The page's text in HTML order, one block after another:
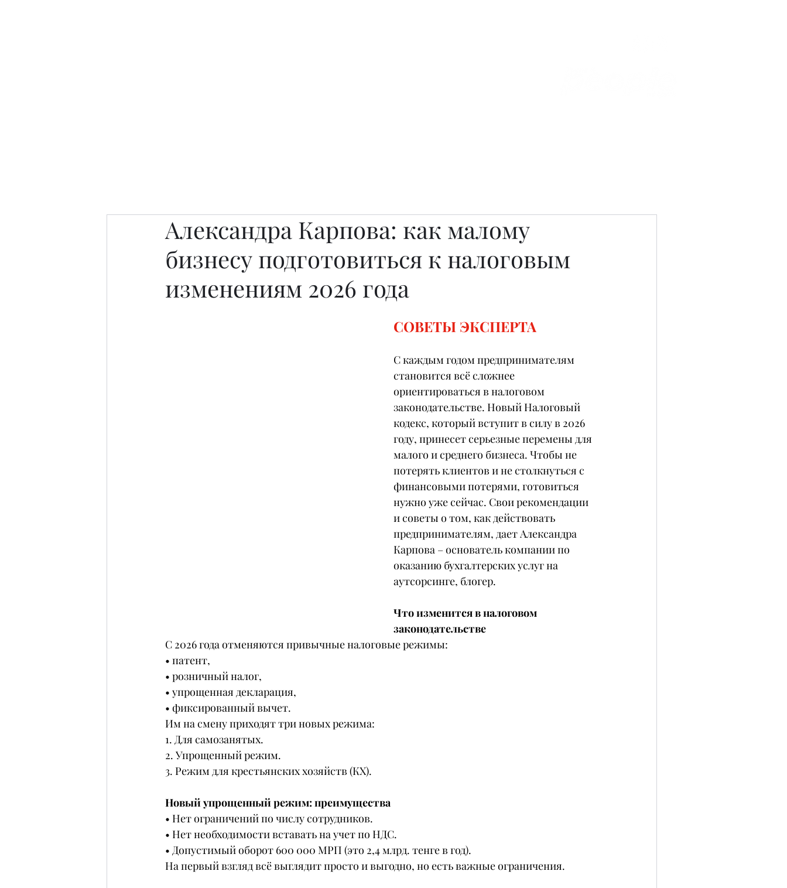
Александра Карпова: как малому
бизнесу подготовиться к налоговым
изменениям 2026 года
СОВЕТЫ ЭКСПЕРТА
С каждым годом предпринимателям
становится всё сложнее
ориентироваться в налоговом
законодательстве. Новый Налоговый
кодекс, который вступит в силу в 2026
году, принесет серьезные перемены для
малого и среднего бизнеса. Чтобы не
потерять клиентов и не столкнуться с
финансовыми потерями, готовиться
нужно уже сейчас. Свои рекомендации
и советы о том, как действовать
предпринимателям, дает Александра
Карпова – основатель компании по
оказанию бухгалтерских услуг на
аутсорсинге, блогер.
Что изменится в налоговом
законодательстве
С 2026 года отменяются привычные налоговые режимы:
• патент,
• розничный налог,
• упрощенная декларация,
• фиксированный вычет.
Им на смену приходят три новых режима:
1. Для самозанятых.
2. Упрощенный режим.
3. Режим для крестьянских хозяйств (КХ).
Новый упрощенный режим: преимущества
• Нет ограничений по числу сотрудников.
• Нет необходимости вставать на учет по НДС.
• Допустимый оборот 600 000 МРП (это 2,4 млрд. тенге в год).
На первый взгляд всё выглядит просто и выгодно, но есть важные ограничения.